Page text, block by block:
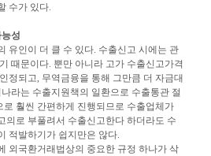
수가 있다.
성
유인이 더 클 수 있다. 수출신고 시에는 관
때문이다. 뿐만 아니라 고가 수출신고가격
정되고, 무역금융을 통해 그만큼 더 자금대
라는 수출지원책의 일환으로 수출통관 절
훨씬 간편하게 진행되므로 수출업체가
의로 부풀려서 수출신고한다 하더라도 수
적발하기가 쉽지만은 않다.
외국환거래법상의 중요한 규정 하나가 삭